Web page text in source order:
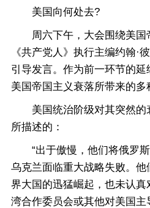
美国向何处去?
周六下午，大会围绕美国
《共产党人》执行主编约翰·
引导发言。作为前一环节的
美国帝国主义衰落所带来的多
美国统治阶级对其突然的
所描述的：
“出于傲慢，他们将俄罗斯
乌克兰面临重大战略失败。
界大国的迅猛崛起，也未认
湾合作委员会或其他对美国